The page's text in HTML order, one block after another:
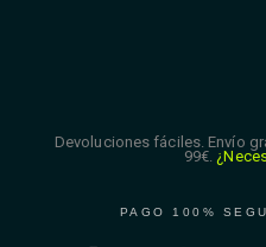
Devoluciones fáciles. Envío
99€.
PAGO 100%